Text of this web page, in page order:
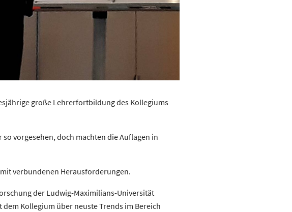
große Lehrerfortbildung des Kollegiums
vorgesehen, doch machten die Auflagen in
verbundenen Herausforderungen.
der Ludwig-Maximilians-Universität
Kollegium über neuste Trends im Bereich